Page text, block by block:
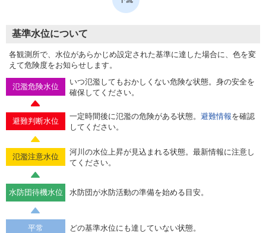
基準水位について
各観測所で、水位があらかじめ設定された基準に達した場合に、色を変
えて危険度をお知らせします。
氾濫危険水位
いつ氾濫してもおかしくない危険な状態。身の安全を
確保してください。
避難判断水位
一定時間後に氾濫の危険がある状態。 避難情報を確認
してください。
氾濫注意水位
河川の水位上昇が見込まれる状態。最新情報に注意し
てください。
水防団待機水位 水防団が水防活動の準備を始める目安。
平常 どの基準水位にも達していない状態。